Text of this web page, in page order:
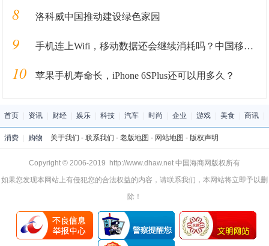
8 洛科威中国推动建设绿色家园
9 手机连上Wifi，移动数据还会继续消耗吗？中国移动给出准确答复
10 苹果手机寿命长，iPhone 6SPlus还可以用多久？
首页 资讯 财经 娱乐 科技 汽车 时尚 企业 游戏 美食 商讯
消费 购物 关于我们 - 联系我们 - 老版地图 - 网站地图 - 版权声明
Copyright © 2006-2019 http://www.dhaw.net 中国海商网版权所有
如果您发现本网站上有侵犯您的合法权益的内容，请联系我们，本网站将立即予以删
除！